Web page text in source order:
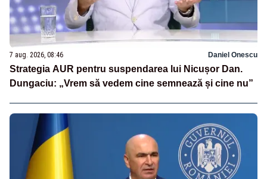
7 aug. 2026, 08:46 Daniel Onescu
Strategia AUR pentru suspendarea lui Nicușor Dan.
Dungaciu: „Vrem să vedem cine semnează și cine nu”